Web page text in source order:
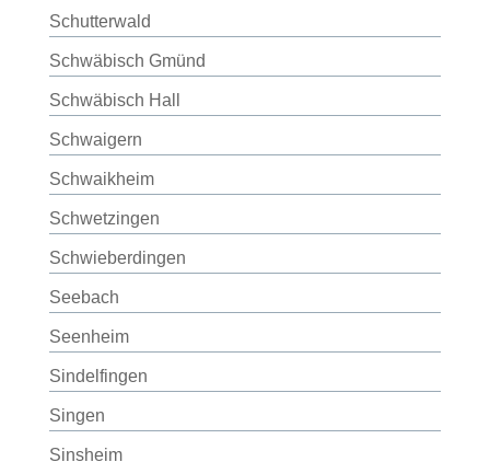
Schutterwald
Schwäbisch Gmünd
Schwäbisch Hall
Schwaigern
Schwaikheim
Schwetzingen
Schwieberdingen
Seebach
Seenheim
Sindelfingen
Singen
Sinsheim